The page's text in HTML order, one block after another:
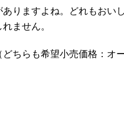
りますよね。どれもおい
ません。
ちらも希望小売価格：オ